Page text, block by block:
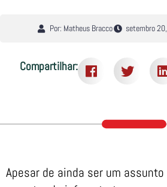
Por: Matheus Bracco setembro
Compartilhar:
Apesar de ainda ser um